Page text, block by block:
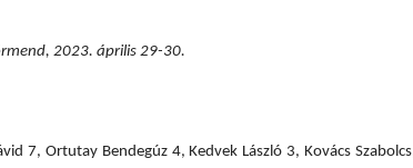
2023. április 29-30.
7, Ortutay Bendegúz 4, Kedvek László 3, Kovács